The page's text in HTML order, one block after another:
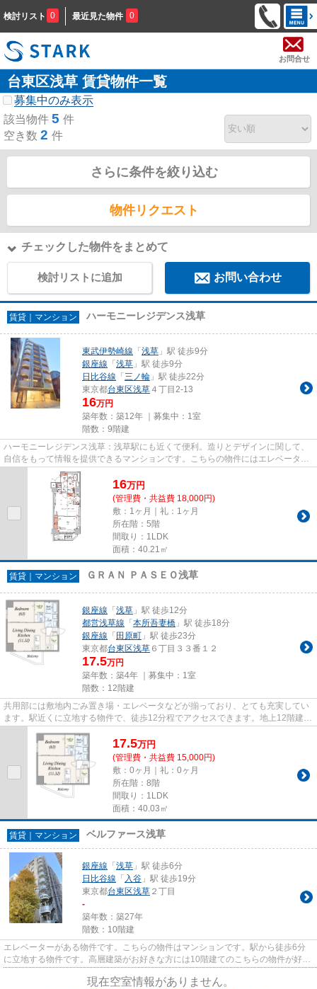
検討リスト 0 最近見た物件 0
お問合せ
台東区浅草 賃貸物件一覧
募集中のみ表示
該当物件 5 件
空き数 2 件
さらに条件を絞り込む
物件リクエスト
チェックした物件をまとめて
検討リストに追加 お問い合わせ
賃貸｜マンション ハーモニーレジデンス浅草
東武伊勢崎線 「 浅草 」駅 徒歩9分
銀座線 「 浅草 」駅 徒歩9分
日比谷線 「 三ノ輪 」駅 徒歩22分
東京都台東区浅草 ４丁目2-13
16万円
築年数：築12年 ｜募集中： 1室
階数：9階建
ハーモニーレジデンス浅草：浅草駅にも近くて便利。造りとデザインに関して、
自信をもって情報を提供できるマンションです。こちらの物件にはエレベーター
があります。駅から徒歩9分の...
16万円
(管理費・共益費 18,000円)
敷：1ヶ月｜礼：1ヶ月
所在階：5階
間取り：1LDK
面積：40.21㎡
賃貸｜マンション ＧＲＡＮ ＰＡＳＥＯ浅草
銀座線 「 浅草 」駅 徒歩12分
都営浅草線 「 本所吾妻橋 」駅 徒歩18分
銀座線 「 田原町 」駅 徒歩23分
東京都台東区浅草 ６丁目３３番１２
17.5万円
築年数：築4年 ｜募集中： 1室
階数：12階建
共用部には敷地内ごみ置き場・エレベータなどが揃っており、とても充実してい
ます。駅近くに立地する物件で、徒歩12分程でアクセスできます。地上12階建て
17.5万円
(管理費・共益費 15,000円)
敷：0ヶ月｜礼：0ヶ月
所在階：8階
間取り：1LDK
面積：40.03㎡
賃貸｜マンション ベルファース浅草
銀座線 「 浅草 」駅 徒歩6分
日比谷線 「 入谷 」駅 徒歩19分
東京都台東区浅草 ２丁目
-
築年数：築27年
階数：10階建
エレベーターがある物件です。こちらの物件はマンションです。駅から徒歩6分
に立地する物件です。高層建築がお好きな方には10階建てのこちらの物件が好評
現在空室情報がありません。